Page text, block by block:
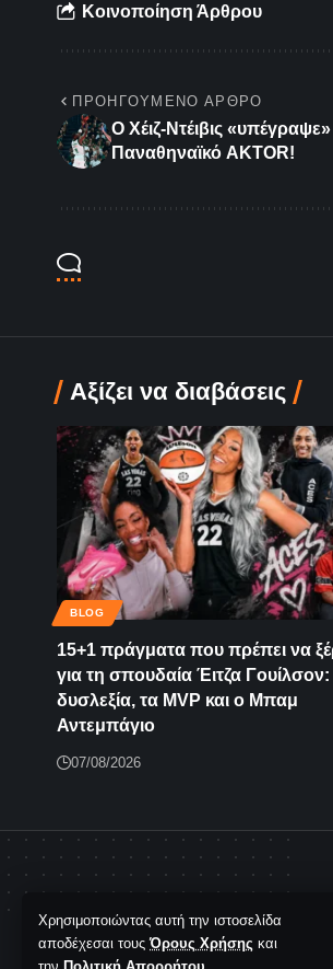
Χρησιμοποιώντας αυτή την ιστοσελίδα
αποδέχεσαι τουςΌρους Χρήσης και
Κοινοποίηση Άρθρου
ΠΡΟΗΓΟΎΜΕΝΟ ΆΡΘΡΟ
Ο Χέιζ-Ντέιβις
Παναθηναϊκό AKTOR!
Αξίζει να διαβάσεις
BLOG
15+1 πράγματα που πρέπει να
για τη σπουδαία Έιτζα Γουίλσον:
δυσλεξία, τα MVP και ο Μπαμ
Αντεμπάγιο
07/08/2026